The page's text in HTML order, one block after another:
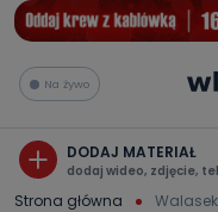
Na żywo
DODAJ MATERIAŁ
dodaj wideo, zdjęcie,
Strona główna